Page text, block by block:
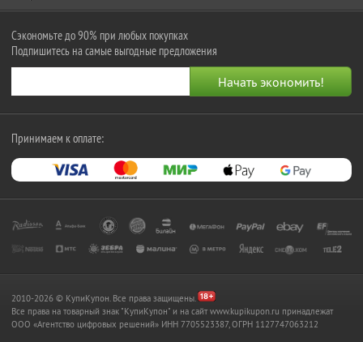
Сэкономьте до 90% при любых покупках
Подпишитесь на самые выгодные предложения
Принимаем к оплате:
2010-2026 © КупиКупон. Все права защищены.
Все права на товарный знак "КупиКупон" и на сайт www.kupikupon.ru принадлежат
OOO «Агентство цифровых решений» ИНН 7705523387, ОГРН 1127747063212